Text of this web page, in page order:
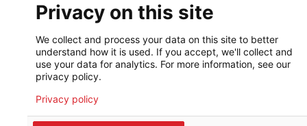
Privacy on this site
We collect and process your data on this site to better
understand how it is used. If you accept, we'll collect and
use your data for analytics. For more information, see our
privacy policy.
Privacy policy